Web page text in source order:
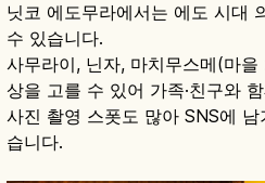
닛코 에도무라에서는 에도 시대
수 있습니다.
사무라이, 닌자, 마치무스메(마
상을 고를 수 있어 가족·친구와
사진 촬영 스폿도 많아 SNS에
습니다.